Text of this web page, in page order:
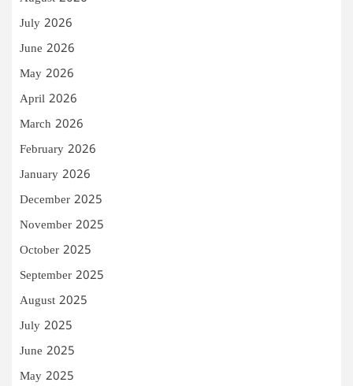
July 2026
June 2026
May 2026
April 2026
March 2026
February 2026
January 2026
December 2025
November 2025
October 2025
September 2025
August 2025
July 2025
June 2025
May 2025